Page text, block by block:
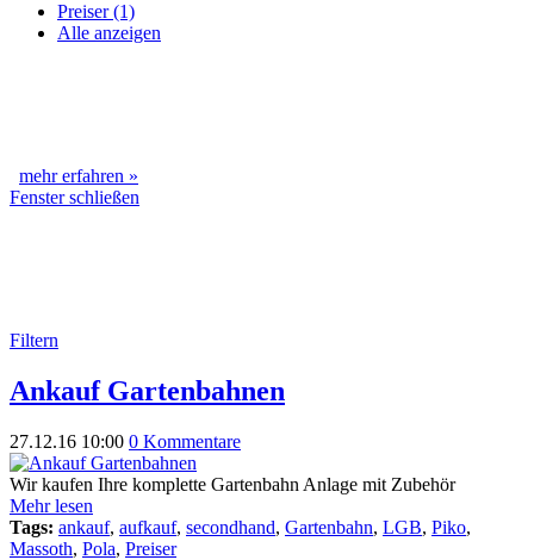
Preiser (1)
Alle anzeigen
mehr erfahren »
Fenster schließen
Filtern
Ankauf Gartenbahnen
27.12.16 10:00 0 Kommentare
Wir kaufen Ihre komplette Gartenbahn Anlage mit Zubehör
Mehr lesen
Tags: ankauf, aufkauf, secondhand, Gartenbahn, LGB, Piko,
Massoth, Pola, Preiser